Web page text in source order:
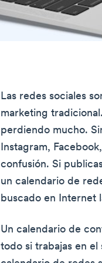
Las redes sociales
marketing
perdiendo mucho.
Instagram,
confusión. Si
un calendario de
buscado en Internet
Un calendario de
todo si trabajas en